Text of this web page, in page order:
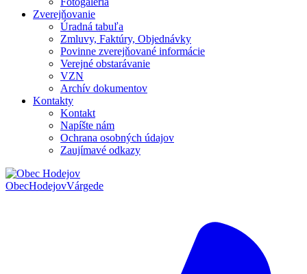
Zverejňovanie
Úradná tabuľa
Zmluvy, Faktúry, Objednávky
Povinne zverejňované informácie
Verejné obstarávanie
VZN
Archív dokumentov
Kontakty
Kontakt
Napíšte nám
Ochrana osobných údajov
Zaujímavé odkazy
ObecHodejovVárgede